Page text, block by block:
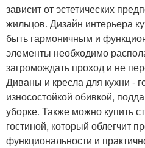
зависит от эстетических
жильцов. Дизайн интерьера
быть гармоничным и
элементы необходимо
загромождать проход и не
Диваны и кресла для кухни -
износостойкой обивкой,
уборке. Также можно купить
гостиной, который облегчит
функциональности и